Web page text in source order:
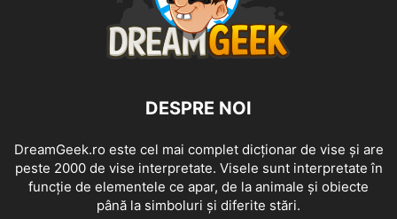
DESPRE NOI
DreamGeek.ro este cel mai complet dicționar de vise și are
peste 2000 de vise interpretate. Visele sunt interpretate în
funcție de elementele ce apar, de la animale și obiecte
până la simboluri și diferite stări.